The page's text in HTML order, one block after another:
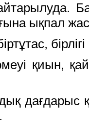
ықпал
қиын,
дағдарыс